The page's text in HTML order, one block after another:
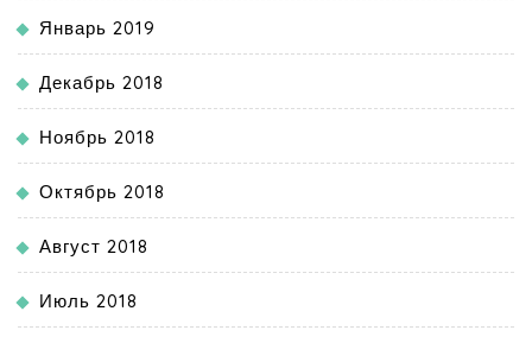
Январь 2019
Декабрь 2018
Ноябрь 2018
Октябрь 2018
Август 2018
Июль 2018